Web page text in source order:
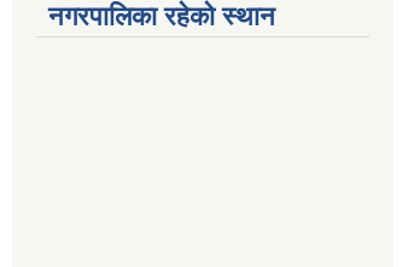
नगरपालिका रहेको स्थान